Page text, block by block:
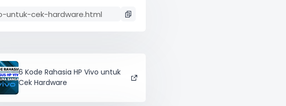
6 Kode Rahasia HP Vivo untuk
Cek Hardware